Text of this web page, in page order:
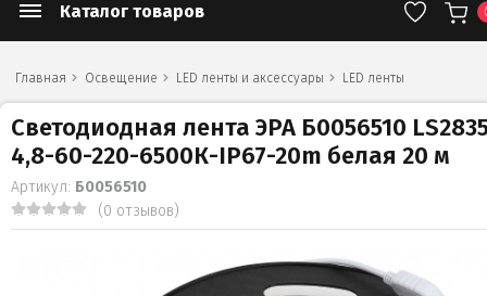
Каталог товаров
Главная Освещение LED ленты и аксессуары LED ленты
Светодиодная лента ЭРА Б0056510
4,8-60-220-6500К-IP67-20m белая 20 м
Артикул: Б0056510
(0 отзывов)